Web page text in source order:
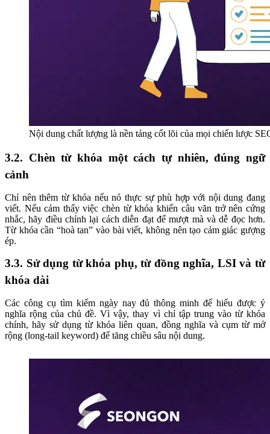
Nội dung chất lượng là nền tảng cốt lõi của mọi chiến lược
3.2. Chèn từ khóa một cách tự nhiên, đúng ngữ
cảnh
Chỉ nên thêm từ khóa nếu nó thực sự phù hợp với nội dung đang
viết. Nếu cảm thấy việc chèn từ khóa khiến câu văn trở nên cứng
nhắc, hãy điều chỉnh lại cách diễn đạt để mượt mà và dễ đọc hơn.
Từ khóa cần “hoà tan” vào bài viết, không nên tạo cảm giác gượng
ép.
3.3. Sử dụng từ khóa phụ, từ đồng nghĩa, LSI và từ
khóa dài
Các công cụ tìm kiếm ngày nay đủ thông minh để hiểu được ý
nghĩa rộng của chủ đề. Vì vậy, thay vì chỉ tập trung vào từ khóa
chính, hãy sử dụng từ khóa liên quan, đồng nghĩa và cụm từ mở
rộng (long-tail keyword) để tăng chiều sâu nội dung.